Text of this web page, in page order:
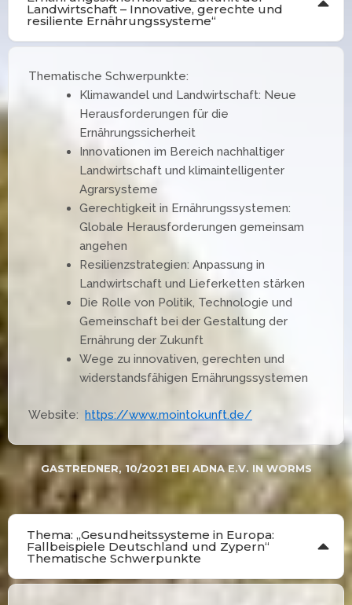
Landwirtschaft – Innovative, gerechte und
resiliente Ernährungssysteme“
Thematische Schwerpunkte:
Klimawandel und Landwirtschaft: Neue
Herausforderungen für die
Ernährungssicherheit
Innovationen im Bereich nachhaltiger
Landwirtschaft und klimaintelligenter
Agrarsysteme
Gerechtigkeit in Ernährungssystemen:
Globale Herausforderungen gemeinsam
angehen
Resilienzstrategien: Anpassung in
Landwirtschaft und Lieferketten stärken
Die Rolle von Politik, Technologie und
Gemeinschaft bei der Gestaltung der
Ernährung der Zukunft
Wege zu innovativen, gerechten und
widerstandsfähigen Ernährungssystemen
Website: https://www.mointokunft.de/
GASTREDNER, 10/2021 BEI ADNA E.V. IN WORMS
Thema: „Gesundheitssysteme in Europa:
Fallbeispiele Deutschland und Zypern“
Thematische Schwerpunkte